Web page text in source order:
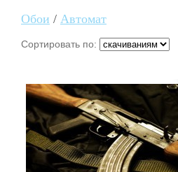
Обои / Автомат
Сортировать по: